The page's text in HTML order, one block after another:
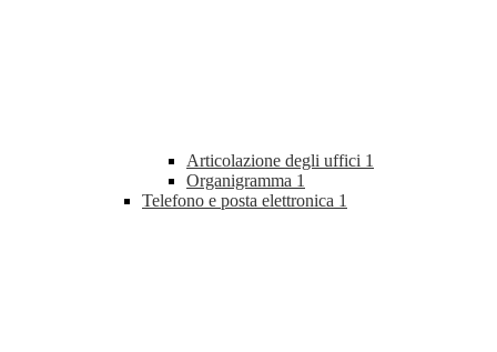
Articolazione degli uffici 1
Organigramma 1
Telefono e posta elettronica 1